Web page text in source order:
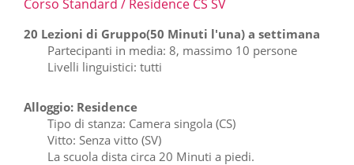
Corso Standard / Residence CS SV
20 Lezioni di Gruppo(50 Minuti l'una) a settimana
Partecipanti in media: 8, massimo 10 persone
Livelli linguistici: tutti
Alloggio: Residence
Tipo di stanza: Camera singola (CS)
Vitto: Senza vitto (SV)
La scuola dista circa 20 Minuti a piedi.